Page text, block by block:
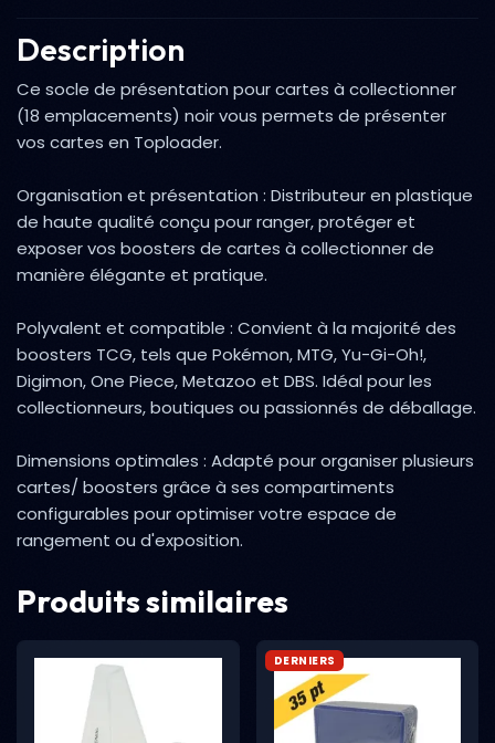
Description
Ce socle de présentation pour cartes à collectionner
(18 emplacements) noir vous permets de présenter
vos cartes en Toploader.
Organisation et présentation : Distributeur en plastique
de haute qualité conçu pour ranger, protéger et
exposer vos boosters de cartes à collectionner de
manière élégante et pratique.
Polyvalent et compatible : Convient à la majorité des
boosters TCG, tels que Pokémon, MTG, Yu-Gi-Oh!,
Digimon, One Piece, Metazoo et DBS. Idéal pour les
collectionneurs, boutiques ou passionnés de déballage.
Dimensions optimales : Adapté pour organiser plusieurs
cartes/ boosters grâce à ses compartiments
configurables pour optimiser votre espace de
rangement ou d'exposition.
Produits similaires
DERNIERS